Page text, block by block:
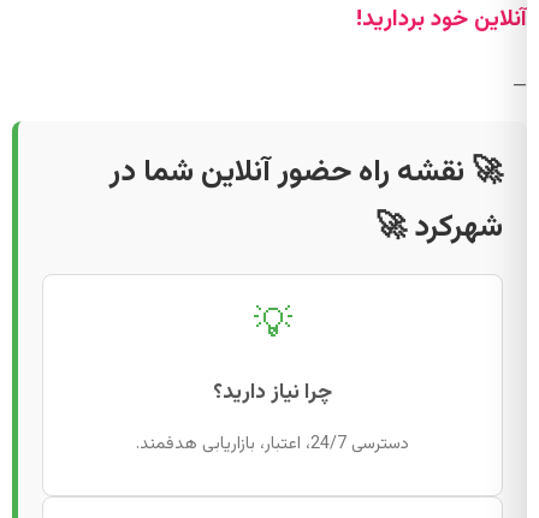
آنلاین خود بردارید!
—
🚀 نقشه راه حضور آنلاین شما در
شهرکرد 🚀
💡
چرا نیاز دارید؟
دسترسی 24/7، اعتبار، بازاریابی هدفمند.